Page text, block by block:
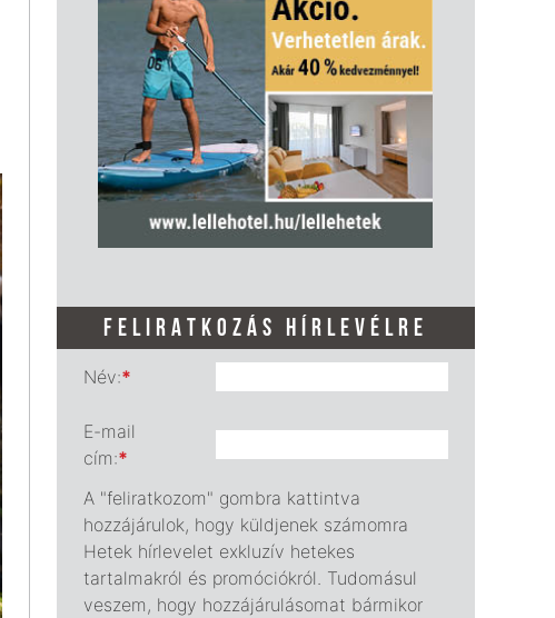
FELIRATKOZÁS HÍRLEVÉLRE
Név:*
E-mail
cím:*
A "feliratkozom" gombra kattintva
hozzájárulok, hogy küldjenek számomra
Hetek hírlevelet exkluzív hetekes
tartalmakról és promóciókról. Tudomásul
veszem, hogy hozzájárulásomat bármikor